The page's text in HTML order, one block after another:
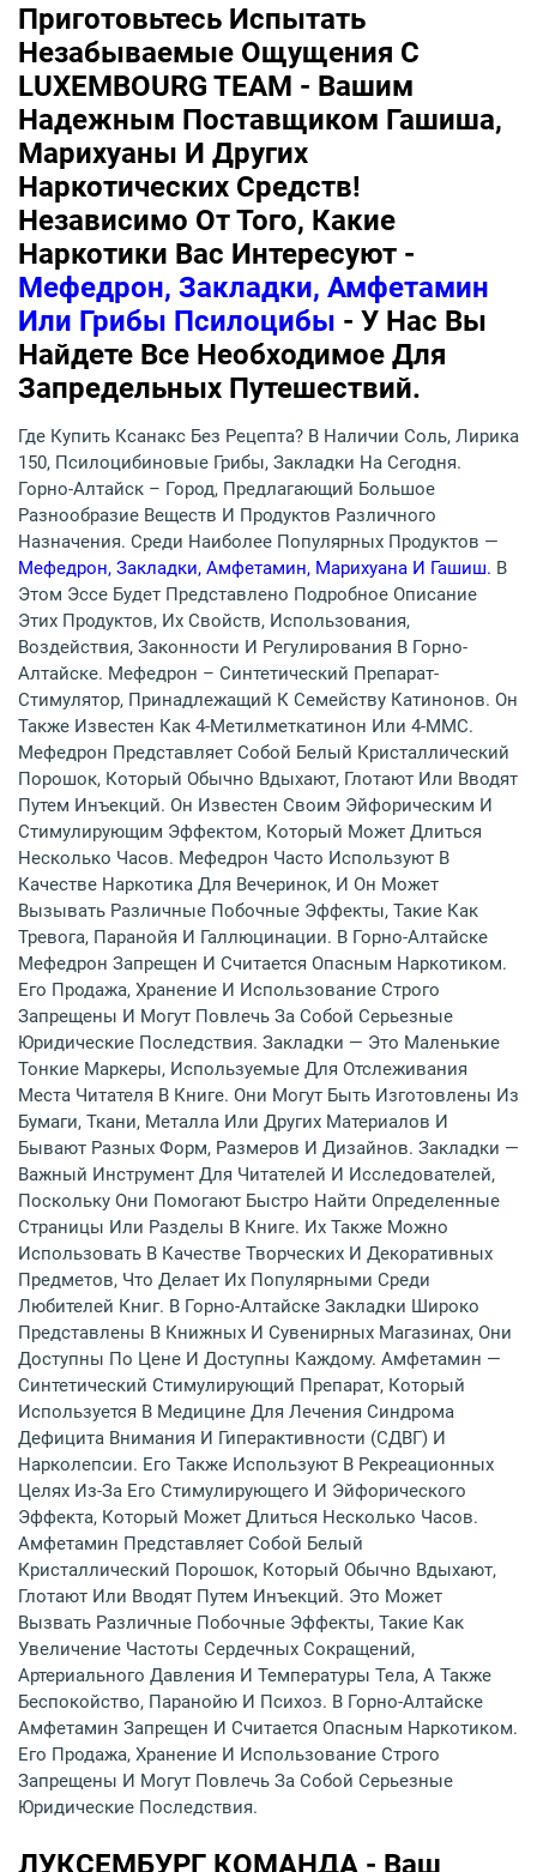
Приготовьтесь Испытать
Незабываемые Ощущения С
LUXEMBOURG TEAM - Вашим
Надежным Поставщиком Гашиша,
Марихуаны И Других
Наркотических Средств!
Независимо От Того, Какие
Наркотики Вас Интересуют -
Мефедрон, Закладки, Амфетамин
Или Грибы Псилоцибы - У Нас Вы
Найдете Все Необходимое Для
Запредельных Путешествий.
Где Купить Ксанакс Без Рецепта? В Наличии Соль, Лирика
150, Псилоцибиновые Грибы, Закладки На Сегодня.
Горно-Алтайск – Город, Предлагающий Большое
Разнообразие Веществ И Продуктов Различного
Назначения. Среди Наиболее Популярных Продуктов —
Мефедрон, Закладки, Амфетамин, Марихуана И Гашиш. В
Этом Эссе Будет Представлено Подробное Описание
Этих Продуктов, Их Свойств, Использования,
Воздействия, Законности И Регулирования В Горно-
Алтайске. Мефедрон – Синтетический Препарат-
Стимулятор, Принадлежащий К Семейству Катинонов. Он
Также Известен Как 4-Метилметкатинон Или 4-ММС.
Мефедрон Представляет Собой Белый Кристаллический
Порошок, Который Обычно Вдыхают, Глотают Или Вводят
Путем Инъекций. Он Известен Своим Эйфорическим И
Стимулирующим Эффектом, Который Может Длиться
Несколько Часов. Мефедрон Часто Используют В
Качестве Наркотика Для Вечеринок, И Он Может
Вызывать Различные Побочные Эффекты, Такие Как
Тревога, Паранойя И Галлюцинации. В Горно-Алтайске
Мефедрон Запрещен И Считается Опасным Наркотиком.
Его Продажа, Хранение И Использование Строго
Запрещены И Могут Повлечь За Собой Серьезные
Юридические Последствия. Закладки — Это Маленькие
Тонкие Маркеры, Используемые Для Отслеживания
Места Читателя В Книге. Они Могут Быть Изготовлены Из
Бумаги, Ткани, Металла Или Других Материалов И
Бывают Разных Форм, Размеров И Дизайнов. Закладки —
Важный Инструмент Для Читателей И Исследователей,
Поскольку Они Помогают Быстро Найти Определенные
Страницы Или Разделы В Книге. Их Также Можно
Использовать В Качестве Творческих И Декоративных
Предметов, Что Делает Их Популярными Среди
Любителей Книг. В Горно-Алтайске Закладки Широко
Представлены В Книжных И Сувенирных Магазинах, Они
Доступны По Цене И Доступны Каждому. Амфетамин —
Синтетический Стимулирующий Препарат, Который
Используется В Медицине Для Лечения Синдрома
Дефицита Внимания И Гиперактивности (СДВГ) И
Нарколепсии. Его Также Используют В Рекреационных
Целях Из-За Его Стимулирующего И Эйфорического
Эффекта, Который Может Длиться Несколько Часов.
Амфетамин Представляет Собой Белый
Кристаллический Порошок, Который Обычно Вдыхают,
Глотают Или Вводят Путем Инъекций. Это Может
Вызвать Различные Побочные Эффекты, Такие Как
Увеличение Частоты Сердечных Сокращений,
Артериального Давления И Температуры Тела, А Также
Беспокойство, Паранойю И Психоз. В Горно-Алтайске
Амфетамин Запрещен И Считается Опасным Наркотиком.
Его Продажа, Хранение И Использование Строго
Запрещены И Могут Повлечь За Собой Серьезные
Юридические Последствия.
ЛУКСЕМБУРГ КОМАНДА - Ваш